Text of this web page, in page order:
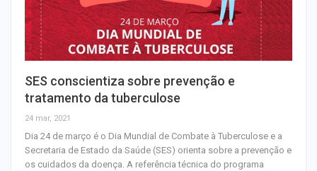
SES conscientiza sobre prevenção e
tratamento da tuberculose
24 mar, 2021
Dia 24 de março é o Dia Mundial de Combate à Tuberculose e a
Secretaria de Estado da Saúde (SES) orienta sobre a prevenção e
os cuidados da doença. A referência técnica do programa